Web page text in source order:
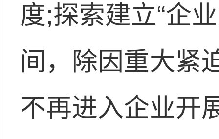
度;探索建立“企
间，除因重大紧
不再进入企业开